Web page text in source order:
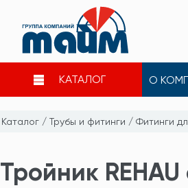
КАТАЛОГ О
Каталог / Трубы и фитинги / Фитинги
Тройник